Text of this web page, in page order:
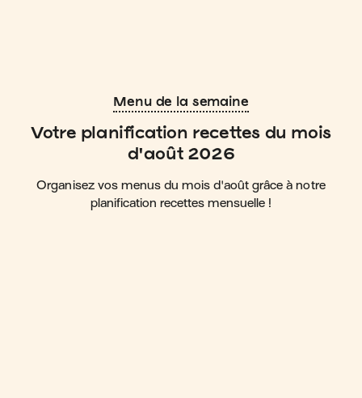
Menu de la semaine
Votre planification recettes du mois
d'août 2026
Organisez vos menus du mois d'août grâce à notre
planification recettes mensuelle !